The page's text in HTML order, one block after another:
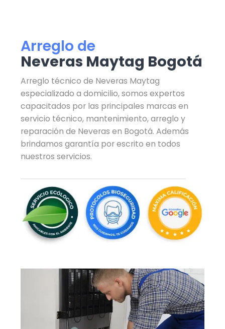
Arreglo de
Neveras Maytag Bogotá
Arreglo técnico de Neveras Maytag
especializado a domicilio, somos expertos
capacitados por las principales marcas en
servicio técnico, mantenimiento, arreglo y
reparación de Neveras en Bogotá. Además
brindamos garantía por escrito en todos
nuestros servicios.